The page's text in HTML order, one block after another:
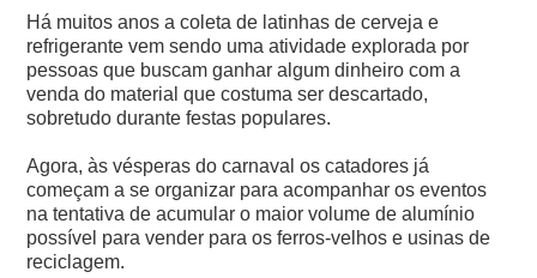
Há muitos anos a coleta de latinhas de cerveja e
refrigerante vem sendo uma atividade explorada por
pessoas que buscam ganhar algum dinheiro com a
venda do material que costuma ser descartado,
sobretudo durante festas populares.
Agora, às vésperas do carnaval os catadores já
começam a se organizar para acompanhar os eventos
na tentativa de acumular o maior volume de alumínio
possível para vender para os ferros-velhos e usinas de
reciclagem.